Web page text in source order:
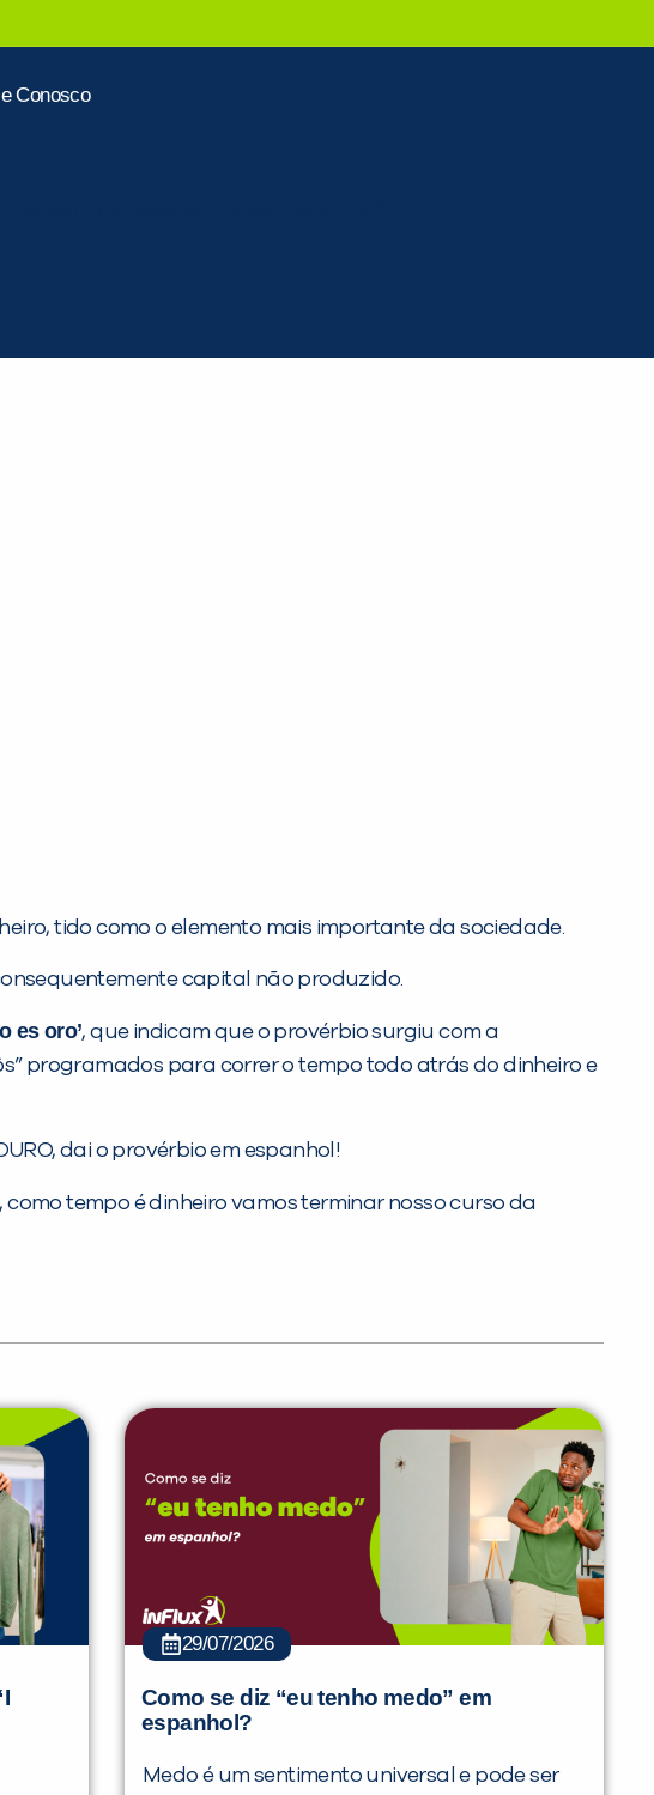
Conosco
tido como o elemento mais importante da sociedade.
capital não produzido.
es oro’, que indicam que o provérbio surgiu com a
programados para correr o tempo todo atrás do dinheiro e
dai o provérbio em espanhol!
tempo é dinheiro vamos terminar nosso curso da
29/07/2026
Como se diz “eu tenho medo” em
espanhol?
Medo é um sentimento universal e pode ser